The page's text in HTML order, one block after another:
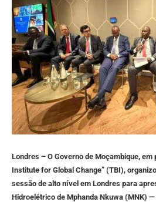
Londres – O Governo de Moçambique, em
Institute for Global Change” (TBI),
sessão de alto nível em Londres para
Hidroelétrico de Mphanda Nkuwa (MNK)